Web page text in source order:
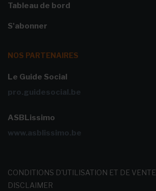
Tableau de bord
S'abonner
NOS PARTENAIRES
Le Guide Social
pro.guidesocial.be
ASBLissimo
www.asblissimo.be
CONDITIONS D'UTILISATION ET DE VENTE
DISCLAIMER